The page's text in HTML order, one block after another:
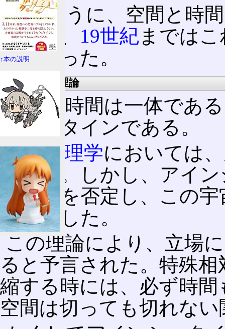
このように、空間と時
づらく、 19世紀までは
は無かった。
特殊相対性理論
空間と時間は一体であ
ンシュタインである。
古典物理学においては
あった。しかし、アイ
はそれを否定し、この
だけとした。
この理論により、立場
ると予言された。特殊
縮する時には、必ず時
空間は切っても切れな
↑本の説明